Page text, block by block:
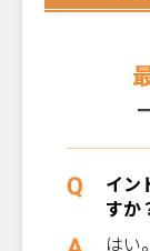
イン
すか
はい